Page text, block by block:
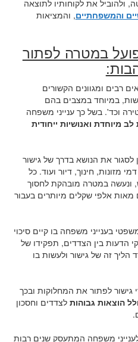
ולהוביל את לקוחותיו לתוצאה
והמשפחתיים, והמציאות
במטרה לפתור
רבים ומגוונים הקשורים
במיוחד במצבים בהם
וכד'. בשל כך ענייני משפחה
מיוחדת ואנושיות ייחודית
לסגור את הנושא בדרך של גישור
מזונות, חינוך, דיור ועוד. כל
ונעשה במטרה מובהקת לחסוך
אלפי שקלים מיותרים בעבור
בענייני משפחה בו קיים סיכוי
הדעות בין הצדדים, תפקידו של
הליך זה של גישור ולעשות בו
גישור לפתור את המחלוקות ובכך
הוצאות גבוהות לצדדים וחסכון
משפחה המתעסק שנים רבות